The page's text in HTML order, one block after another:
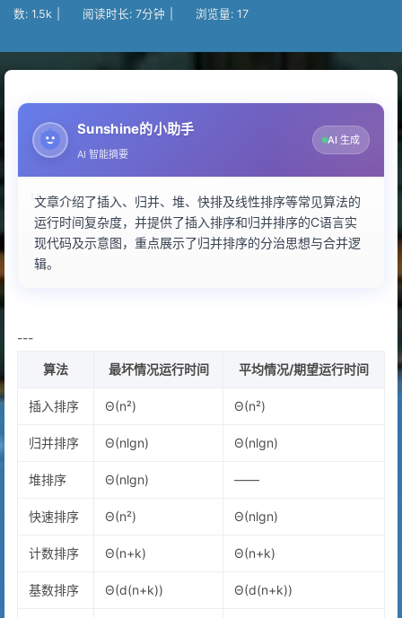
数: 1.5k 阅读时长: 7分钟 浏览量: 17
Sunshine的小助手
AI 智能摘要
AI 生成
文章介绍了插入、归并、堆、快排及线性排序等常见算法的
运行时间复杂度，并提供了插入排序和归并排序的C语言实
现代码及示意图，重点展示了归并排序的分治思想与合并逻
辑。
---
算法 最坏情况运行时间 平均情况/期望运行时间
插入排序 Θ(n²) Θ(n²)
归并排序 Θ(nlgn) Θ(nlgn)
堆排序 Θ(nlgn) ——
快速排序 Θ(n²) Θ(nlgn)
计数排序 Θ(n+k) Θ(n+k)
基数排序 Θ(d(n+k)) Θ(d(n+k))